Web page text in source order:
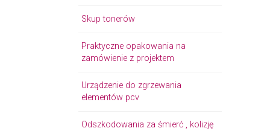
Skup tonerów
Praktyczne opakowania na
zamówienie z projektem
Urządzenie do zgrzewania
elementów pcv
Odszkodowania za śmierć , kolizję